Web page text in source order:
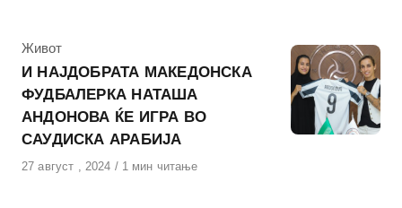
КАтегорија
Живот
И НАЈДОБРАТА МАКЕДОНСКА
ФУДБАЛЕРКА НАТАША
АНДОНОВА ЌЕ ИГРА ВО
САУДИСКА АРАБИЈА
Објавено
27 август , 2024 1 мин читање